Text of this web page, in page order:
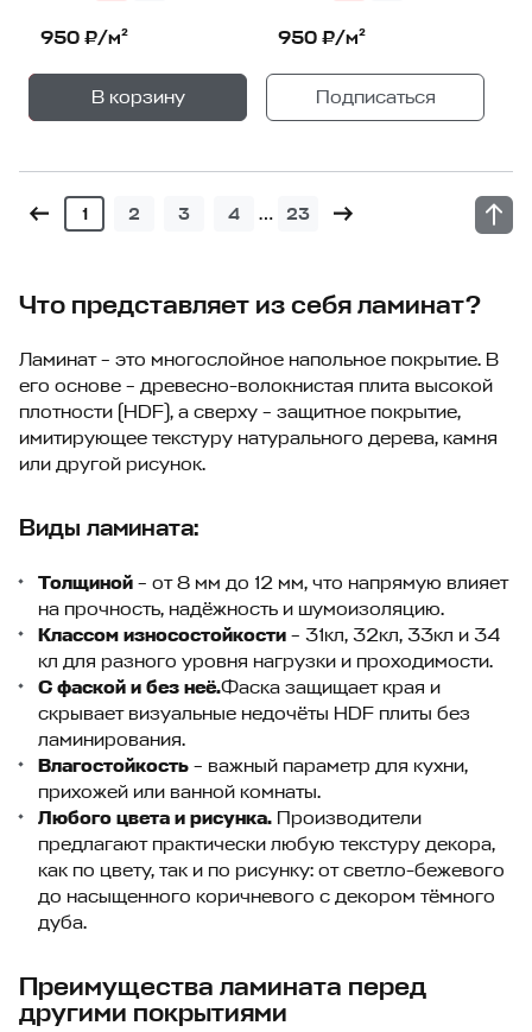
950 ₽/м²
В корзину
— 1уп.
950 ₽/м²
Подписаться
1 2 3 4 … 23
Что представляет из себя ламинат?
Ламинат – это многослойное напольное покрытие. В
его основе – древесно-волокнистая плита высокой
плотности (HDF), а сверху – защитное покрытие,
имитирующее текстуру натурального дерева, камня
или другой рисунок.
Виды ламината:
Толщиной – от 8 мм до 12 мм, что напрямую влияет
на прочность, надёжность и шумоизоляцию.
Классом износостойкости – 31кл, 32кл, 33кл и 34
кл для разного уровня нагрузки и проходимости.
С фаской и без неё.Фаска защищает края и
скрывает визуальные недочёты HDF плиты без
ламинирования.
Влагостойкость – важный параметр для кухни,
прихожей или ванной комнаты.
Любого цвета и рисунка. Производители
предлагают практически любую текстуру декора,
как по цвету, так и по рисунку: от светло-бежевого
до насыщенного коричневого с декором тёмного
дуба.
Преимущества ламината перед
другими покрытиями